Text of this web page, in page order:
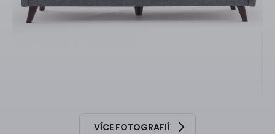
VÍCE FOTOGRAFIÍ